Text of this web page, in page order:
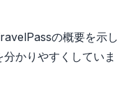
の概要を示し
かりやすくしていま